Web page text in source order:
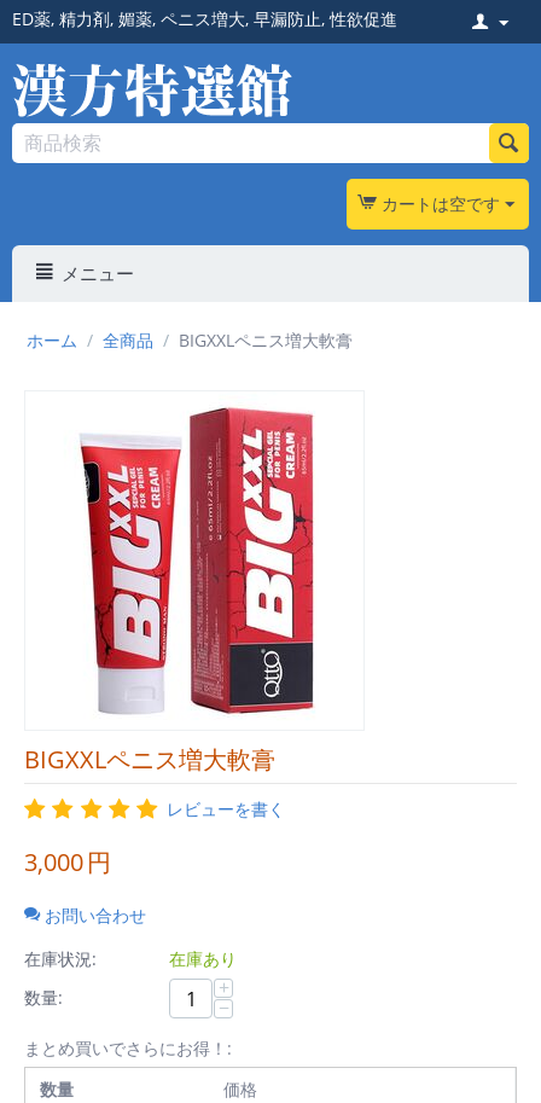
ED薬, 精力剤, 媚薬, ペニス増大, 早漏防止,性欲促進
カートは空です
メニュー
ホーム / 全商品 / BIGXXLペニス増大軟膏
BIGXXLペニス増大軟膏
レビューを書く
3,000円
お問い合わせ
在庫状況:
在庫あり
数量:
+
−
まとめ買いでさらにお得！:
数量
価格